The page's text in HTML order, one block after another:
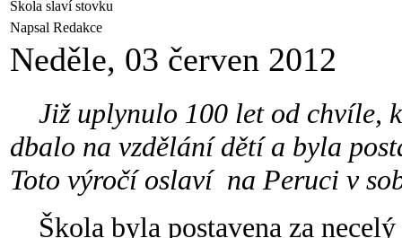
Škola slaví stovku
Napsal Redakce
Neděle, 03 červen 2012
Již uplynulo 100 let od chvíle,
dbalo na vzdělání dětí a byla
Toto výročí oslaví na Peruci v
Škola byla postavena za